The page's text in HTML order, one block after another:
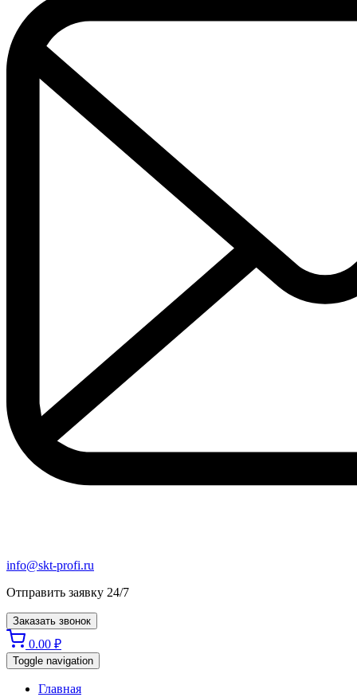
info@skt-profi.ru
Отправить заявку 24/7
Заказать звонок
0.00 ₽
Toggle navigation
Главная